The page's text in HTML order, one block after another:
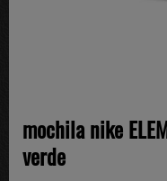
mochila nike
verde